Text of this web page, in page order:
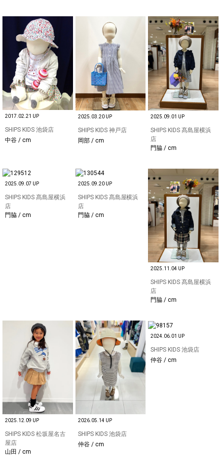
2017.02.21 UP
SHIPS KIDS 池袋店
中谷 / cm
2025.03.20 UP
SHIPS KIDS 神戸店
岡部 / cm
2025.09.01 UP
SHIPS KIDS 髙島屋横浜
店
門脇 / cm
2025.09.07 UP
SHIPS KIDS 髙島屋横浜
店
門脇 / cm
2025.09.20 UP
SHIPS KIDS 髙島屋横浜
店
門脇 / cm
2025.11.04 UP
SHIPS KIDS 髙島屋横浜
店
門脇 / cm
2025.12.09 UP
SHIPS KIDS 松坂屋名古
屋店
山田 / cm
2026.05.14 UP
SHIPS KIDS 池袋店
仲谷 / cm
2024.06.01 UP
SHIPS KIDS 池袋店
仲谷 / cm